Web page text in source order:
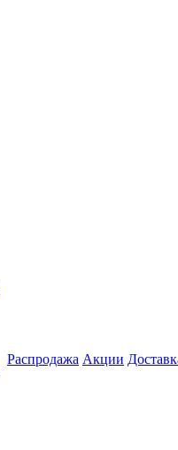
Распродажа Акции